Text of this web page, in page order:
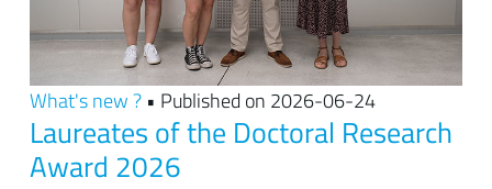
What's new ? • Published on 2026-06-24
Laureates of the Doctoral Research
Award 2026